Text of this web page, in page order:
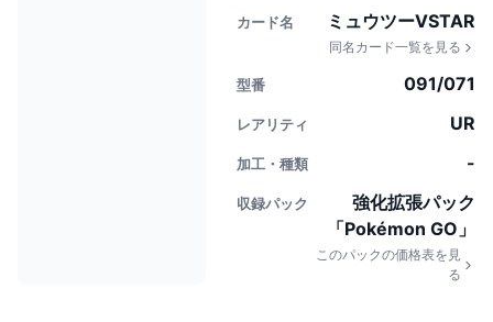
カード名 ミュウツーVSTAR
同名カード一覧を見る
型番 091/071
レアリティ UR
加工・種類 -
収録パック
強化拡張パック
「Pokémon GO」
このパックの価格表を見
る